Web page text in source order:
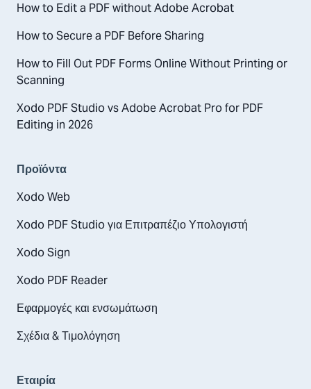
How to Edit a PDF without Adobe Acrobat
How to Secure a PDF Before Sharing
How to Fill Out PDF Forms Online Without Printing or
Scanning
Xodo PDF Studio vs Adobe Acrobat Pro for PDF
Editing in 2026
Προϊόντα
Xodo Web
Xodo PDF Studio για Επιτραπέζιο Υπολογιστή
Xodo Sign
Xodo PDF Reader
Εφαρμογές και ενσωμάτωση
Σχέδια & Τιμολόγηση
Εταιρία